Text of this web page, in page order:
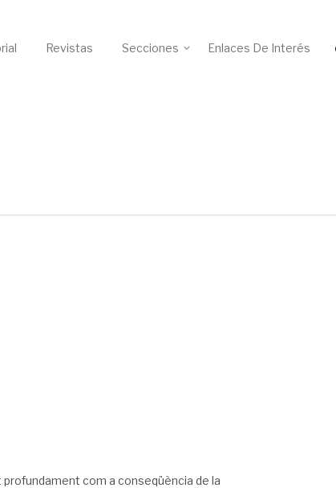
Revistas Secciones Enlaces De Interés
com a conseqüència de la